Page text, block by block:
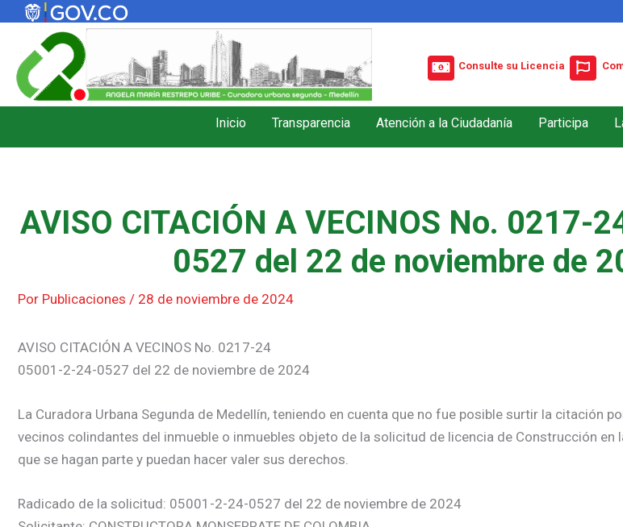
contenido
Consulte su Licencia
Inicio Transparencia Atención a la Ciudadanía Participa
AVISO CITACIÓN A VECINOS No. 0217-
0527 del 22 de noviembre de
Por Publicaciones / 28 de noviembre de 2024
AVISO CITACIÓN A VECINOS No. 0217-24
05001-2-24-0527 del 22 de noviembre de 2024
La Curadora Urbana Segunda de Medellín, teniendo en cuenta que no fue posible surtir la citación
vecinos colindantes del inmueble o inmuebles objeto de la solicitud de licencia de Construcción en
que se hagan parte y puedan hacer valer sus derechos.
Radicado de la solicitud: 05001-2-24-0527 del 22 de noviembre de 2024